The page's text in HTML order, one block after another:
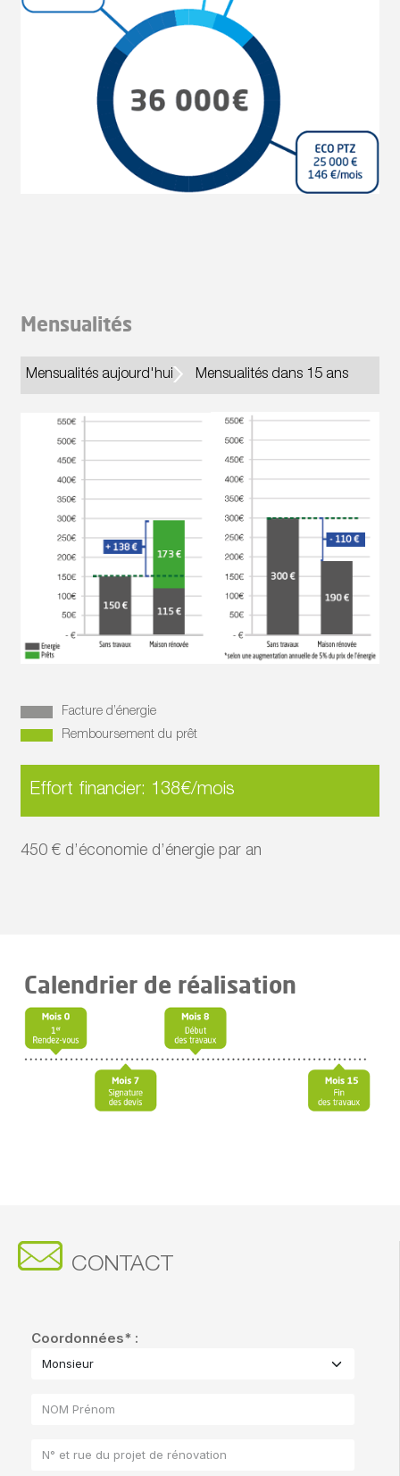
Mensualités
Mensualités aujourd'hui Mensualités dans 15 ans
Facture d’énergie
Remboursement du prêt
Effort financier: 138€/mois
450 € d’économie d’énergie par an
Calendrier de réalisation
CONTACT